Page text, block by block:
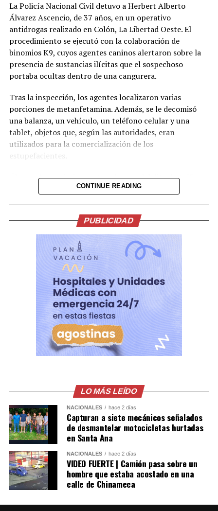
no fue necesario su traslado a un centro hospitalario.
Las autoridades continúan investigando las causas
exactas del siniestro. Este hecho se suma a otro
accidente mortal de motocicleta registrado el sábado en
Chalatenango.
Facebook X
Me gusta esto:
La Policía Nacional Civil detuvo a Herbert Alberto
Álvarez Ascencio, de 37 años, en un operativo
antidrogas realizado en Colón, La Libertad Oeste. El
procedimiento se ejecutó con la colaboración de
binomios K9, cuyos agentes caninos alertaron sobre la
presencia de sustancias ilícitas que el sospechoso
portaba ocultas dentro de una cangurera.
Tras la inspección, los agentes localizaron varias
porciones de metanfetamina. Además, se le decomisó
una balanza, un vehículo, un teléfono celular y una
tablet, objetos que, según las autoridades, eran
utilizados para la comercialización de los
Álvarez Ascencio fue capturado por el delito de tráfico
ilícito de drogas y será puesto a disposición de las
La captura forma parte de las acciones de control que
mantiene la PNC en el departamento de La Libertad
para combatir el tráfico de estupefacientes.
CONTINUE READING
PUBLICIDAD
LO MÁS LEÍDO
NACIONALES hace 2 días
Capturan a siete mecánicos señalados
de desmantelar motocicletas hurtadas
en Santa Ana
NACIONALES hace 2 días
VIDEO FUERTE | Camión pasa sobre un
hombre que estaba acostado en una
calle de Chinameca